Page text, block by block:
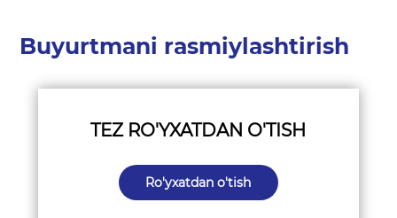
Buyurtmani rasmiylashtirish
TEZ RO'YXATDAN O'TISH
Ro'yxatdan o'tish